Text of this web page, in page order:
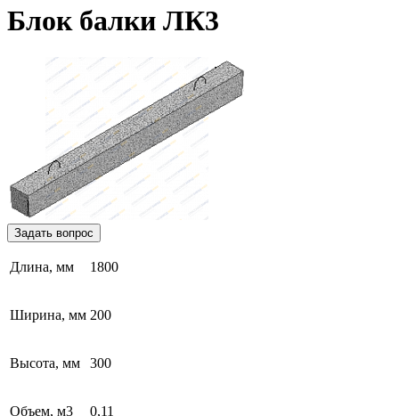
Блок балки ЛК3
Задать вопрос
Длина, мм 1800
Ширина, мм 200
Высота, мм 300
Объем, м3 0,11